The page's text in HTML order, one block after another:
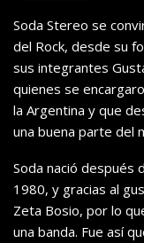
Soda Stereo se
del Rock, desde su
sus integrantes
quienes se
la Argentina y que
una buena parte del
Soda nació después
1980, y gracias al
Zeta Bosio, por lo
una banda. Fue así